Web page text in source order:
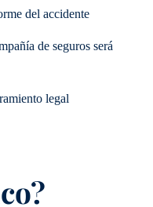
del accidente
de seguros será
legal